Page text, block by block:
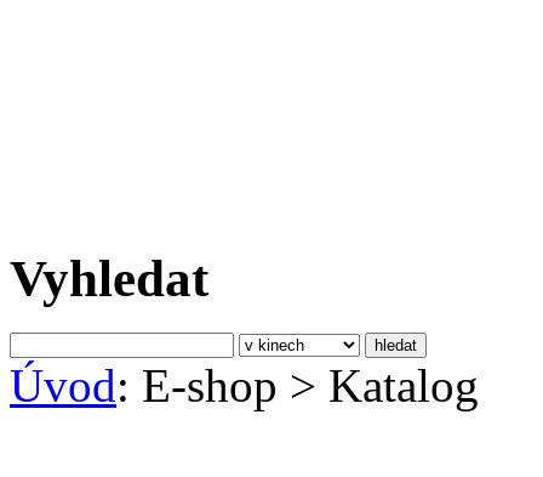
Vyhledat
Úvod: E-shop > Katalog